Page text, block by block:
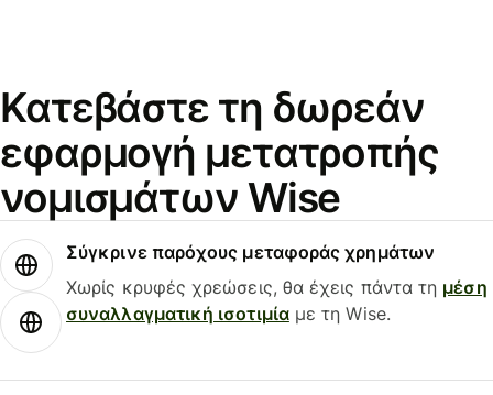
Κατεβάστε τη δωρεάν
εφαρμογή μετατροπής
νομισμάτων Wise
Σύγκρινε παρόχους μεταφοράς χρημάτων
Χωρίς κρυφές χρεώσεις, θα έχεις πάντα τη μέση
συναλλαγματική ισοτιμίαμε τη Wise.